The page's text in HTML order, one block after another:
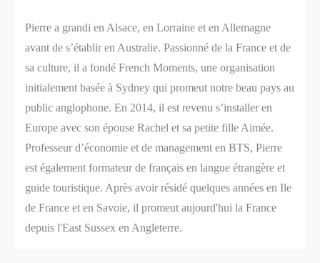
Pierre a grandi en Alsace, en Lorraine et en Allemagne
avant de s’établir en Australie. Passionné de la France et de
sa culture, il a fondé French Moments, une organisation
initialement basée à Sydney qui promeut notre beau pays au
public anglophone. En 2014, il est revenu s’installer en
Europe avec son épouse Rachel et sa petite fille Aimée.
Professeur d’économie et de management en BTS, Pierre
est également formateur de français en langue étrangère et
guide touristique. Après avoir résidé quelques années en Ile
de France et en Savoie, il promeut aujourd'hui la France
depuis l'East Sussex en Angleterre.